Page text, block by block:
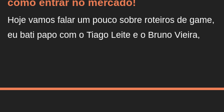
como entrar no mercado!
Hoje vamos falar um pouco sobre roteiros de game,
eu bati papo com o Tiago Leite e o Bruno Vieira,